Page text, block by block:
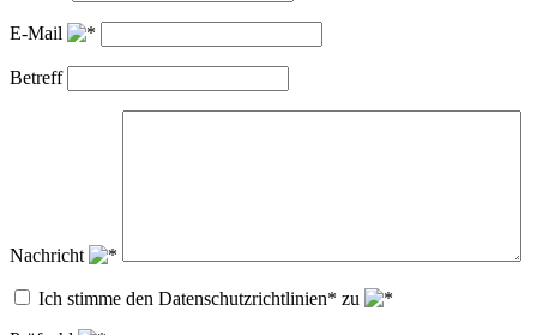
E-Mail
Betreff
Nachricht
Ich stimme den Datenschutzrichtlinien* zu